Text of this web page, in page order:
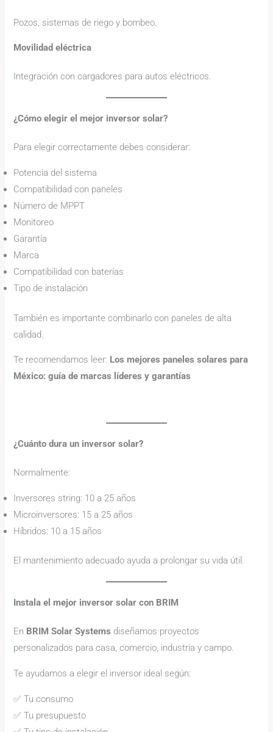
Pozos, sistemas de riego y bombeo.
Movilidad eléctrica
Integración con cargadores para autos eléctricos.
¿Cómo elegir el mejor inversor solar?
Para elegir correctamente debes considerar:
Potencia del sistema
Compatibilidad con paneles
Número de MPPT
Monitoreo
Garantía
Marca
Compatibilidad con baterías
Tipo de instalación
También es importante combinarlo con paneles de alta
calidad.
Te recomendamos leer: Los mejores paneles solares para
México: guía de marcas líderes y garantías
¿Cuánto dura un inversor solar?
Normalmente:
Inversores string: 10 a 25 años
Microinversores: 15 a 25 años
Híbridos: 10 a 15 años
El mantenimiento adecuado ayuda a prolongar su vida útil.
Instala el mejor inversor solar con BRIM
En BRIM Solar Systems diseñamos proyectos
personalizados para casa, comercio, industria y campo.
Te ayudamos a elegir el inversor ideal según:
✅ Tu consumo
✅ Tu presupuesto